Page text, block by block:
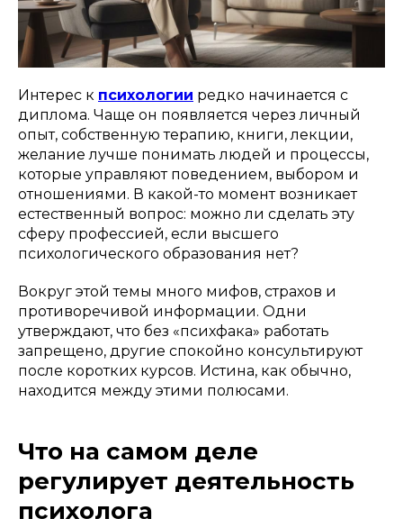
Интерес к психологии редко начинается с
диплома. Чаще он появляется через личный
опыт, собственную терапию, книги, лекции,
желание лучше понимать людей и процессы,
которые управляют поведением, выбором и
отношениями. В какой-то момент возникает
естественный вопрос: можно ли сделать эту
сферу профессией, если высшего
психологического образования нет?
Вокруг этой темы много мифов, страхов и
противоречивой информации. Одни
утверждают, что без «психфака» работать
запрещено, другие спокойно консультируют
после коротких курсов. Истина, как обычно,
находится между этими полюсами.
Что на самом деле
регулирует деятельность
психолога